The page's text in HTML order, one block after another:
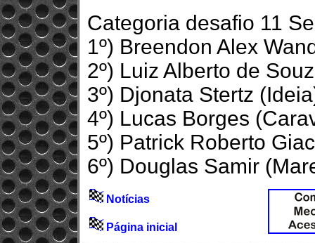
Categoria desafio 11
1º) Breendon Alex
2º) Luiz Alberto de
3º) Djonata Stertz
4º) Lucas Borges
5º) Patrick Roberto
6º) Douglas Samir
Notícias
Página inicial